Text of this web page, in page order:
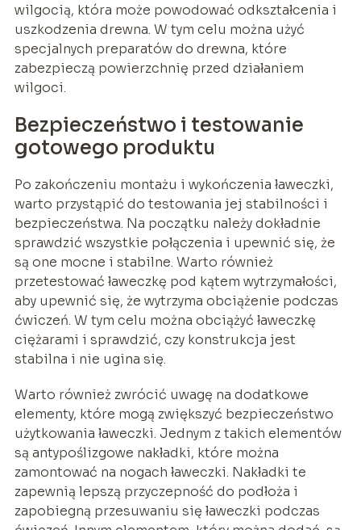
wilgocią, która może powodować odkształcenia i
uszkodzenia drewna. W tym celu można użyć
specjalnych preparatów do drewna, które
zabezpieczą powierzchnię przed działaniem
wilgoci.
Bezpieczeństwo i testowanie
gotowego produktu
Po zakończeniu montażu i wykończenia ławeczki,
warto przystąpić do testowania jej stabilności i
bezpieczeństwa. Na początku należy dokładnie
sprawdzić wszystkie połączenia i upewnić się, że
są one mocne i stabilne. Warto również
przetestować ławeczkę pod kątem wytrzymałości,
aby upewnić się, że wytrzyma obciążenie podczas
ćwiczeń. W tym celu można obciążyć ławeczkę
ciężarami i sprawdzić, czy konstrukcja jest
stabilna i nie ugina się.
Warto również zwrócić uwagę na dodatkowe
elementy, które mogą zwiększyć bezpieczeństwo
użytkowania ławeczki. Jednym z takich elementów
są antypoślizgowe nakładki, które można
zamontować na nogach ławeczki. Nakładki te
zapewnią lepszą przyczepność do podłoża i
zapobiegną przesuwaniu się ławeczki podczas